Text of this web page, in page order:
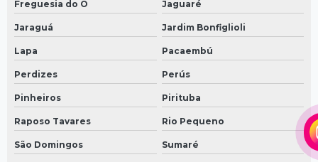
Freguesia do Ó Jaguaré
Jaraguá Jardim Bonfiglioli
Lapa Pacaembú
Perdizes Perús
Pinheiros Pirituba
Raposo Tavares Rio Pequeno
São Domingos Sumaré